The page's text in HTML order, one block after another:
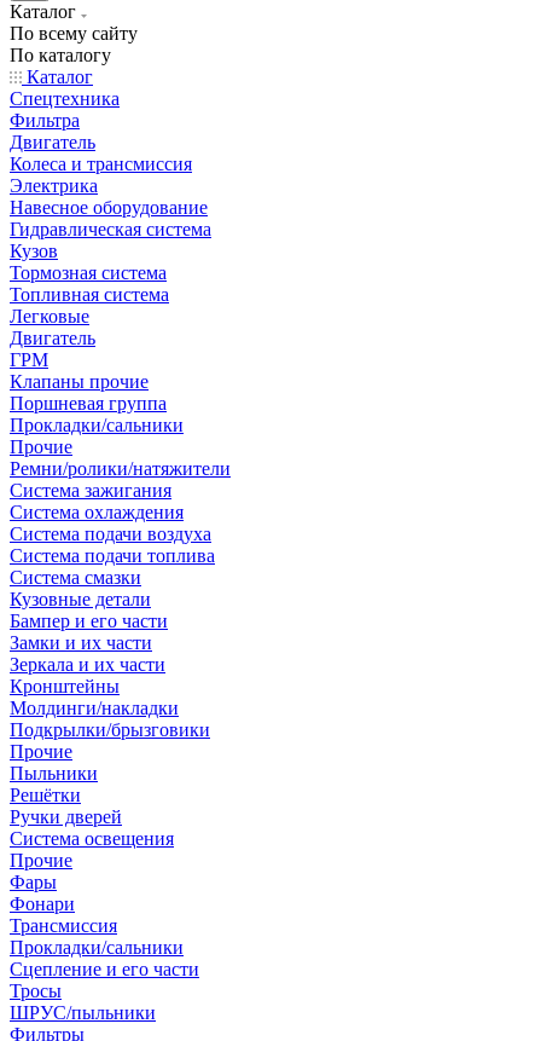
Каталог
По всему сайту
По каталогу
Каталог
Спецтехника
Фильтра
Двигатель
Колеса и трансмиссия
Электрика
Навесное оборудование
Гидравлическая система
Кузов
Тормозная система
Топливная система
Легковые
Двигатель
ГРМ
Клапаны прочие
Поршневая группа
Прокладки/сальники
Прочие
Ремни/ролики/натяжители
Система зажигания
Система охлаждения
Система подачи воздуха
Система подачи топлива
Система смазки
Кузовные детали
Бампер и его части
Замки и их части
Зеркала и их части
Кронштейны
Молдинги/накладки
Подкрылки/брызговики
Прочие
Пыльники
Решётки
Ручки дверей
Система освещения
Прочие
Фары
Фонари
Трансмиссия
Прокладки/сальники
Сцепление и его части
Тросы
ШРУС/пыльники
Фильтры